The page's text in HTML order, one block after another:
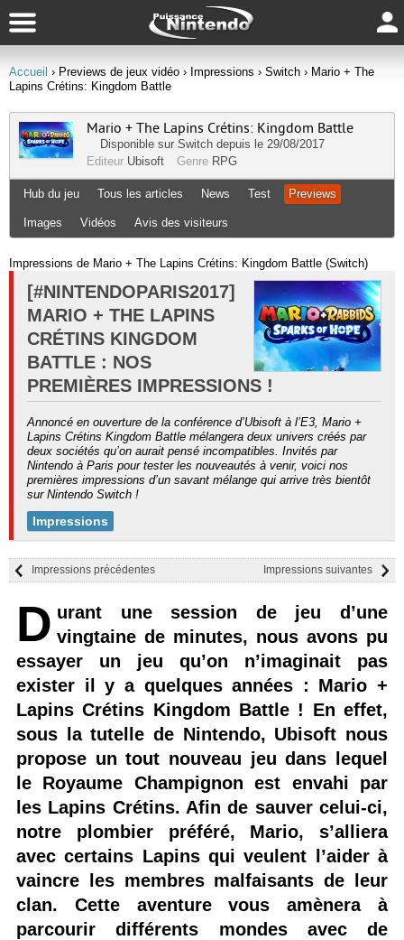
Accueil › Previews de jeux vidéo › Impressions › Switch › Mario + The
Lapins Crétins: Kingdom Battle
Mario + The Lapins Crétins: Kingdom Battle
Disponible sur Switch depuis le 29/08/2017
Editeur Ubisoft Genre RPG
Hub du jeu Tous les articles News Test Previews
Images Vidéos Avis des visiteurs
Impressions de Mario + The Lapins Crétins: Kingdom Battle (Switch)
[#NINTENDOPARIS2017]
MARIO + THE LAPINS
CRÉTINS KINGDOM
BATTLE : NOS
PREMIÈRES IMPRESSIONS !
Annoncé en ouverture de la conférence d’Ubisoft à l’E3, Mario +
Lapins Crétins Kingdom Battle mélangera deux univers créés par
deux sociétés qu’on aurait pensé incompatibles. Invités par
Nintendo à Paris pour tester les nouveautés à venir, voici nos
premières impressions d’un savant mélange qui arrive très bientôt
sur Nintendo Switch !
Impressions
Impressions suivantes
Impressions précédentes
D urant une session de jeu d’une
vingtaine de minutes, nous avons pu
essayer un jeu qu’on n’imaginait pas
exister il y a quelques années : Mario +
Lapins Crétins Kingdom Battle ! En effet,
sous la tutelle de Nintendo, Ubisoft nous
propose un tout nouveau jeu dans lequel
le Royaume Champignon est envahi par
les Lapins Crétins. Afin de sauver celui-ci,
notre plombier préféré, Mario, s’alliera
avec certains Lapins qui veulent l’aider à
vaincre les membres malfaisants de leur
clan. Cette aventure vous amènera à
parcourir différents mondes avec de